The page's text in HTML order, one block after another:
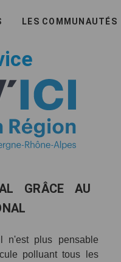
LES COMMUNAUTÉS
GRÂCE AU
n'est plus pensable
polluant tous les